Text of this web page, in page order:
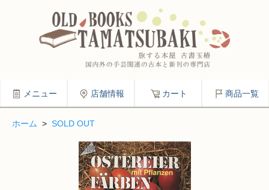
メニュー 店舗情報 カート 商品一覧
ホーム > SOLD OUT